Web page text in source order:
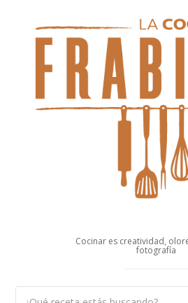
Cocinar es creatividad,
fotografía